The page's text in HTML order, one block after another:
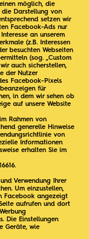
möglich, die
die Darstellung von
setzen wir
Facebook-Ads nur
an unserem
(z.B. Interessen
besuchten Webseiten
(sog. „Custom
auch sicherstellen,
der Nutzer
Facebook-Pixels
für
in dem wir sehen ob
auf unsere Website
Rahmen von
generelle Hinweise
von
Informationen
erhalten Sie im
.
Verwendung Ihrer
Um einzustellen,
Facebook angezeigt
aufrufen und dort
. Die Einstellungen
Geräte, wie